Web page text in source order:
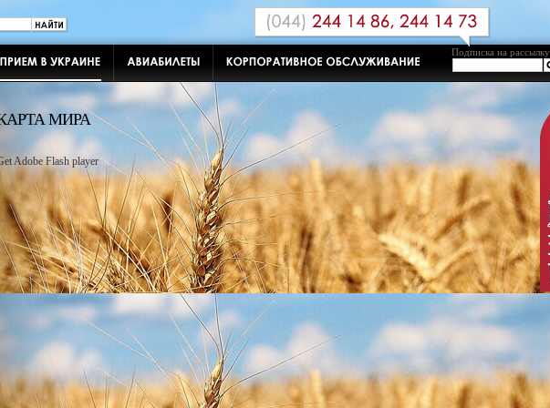
Подписка на рассылку
МИРА
Adobe Flash player